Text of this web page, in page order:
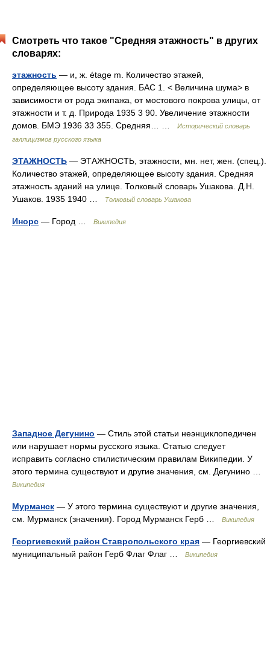
Смотреть что такое "Средняя этажность" в других
словарях:
этажность — и, ж. étage m. Количество этажей,
определяющее высоту здания. БАС 1. < Величина шума> в
зависимости от рода экипажа, от мостового покрова улицы, от
этажности и т. д. Природа 1935 3 90. Увеличение этажности
домов. БМЭ 1936 33 355. Средняя… …
Исторический словарь
галлицизмов русского языка
ЭТАЖНОСТЬ — ЭТАЖНОСТЬ, этажности, мн. нет, жен. (спец.).
Количество этажей, определяющее высоту здания. Средняя
этажность зданий на улице. Толковый словарь Ушакова. Д.Н.
Ушаков. 1935 1940 …
Толковый словарь Ушакова
Инорс — Город … Википедия
Западное Дегунино — Стиль этой статьи неэнциклопедичен
или нарушает нормы русского языка. Статью следует
исправить согласно стилистическим правилам Википедии. У
этого термина существуют и другие значения, см. Дегунино …
Википедия
Мурманск — У этого термина существуют и другие значения,
см. Мурманск (значения). Город Мурманск Герб …
Википедия
Георгиевский район Ставропольского края — Георгиевский
муниципальный район Герб Флаг Флаг …
Википедия